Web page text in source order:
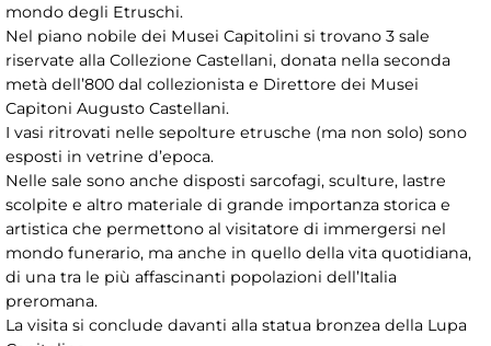
mondo degli Etruschi.
Nel piano nobile dei Musei Capitolini si trovano 3 sale
riservate alla Collezione Castellani, donata nella seconda
metà dell’800 dal collezionista e Direttore dei Musei
Capitoni Augusto Castellani.
I vasi ritrovati nelle sepolture etrusche (ma non solo) sono
esposti in vetrine d’epoca.
Nelle sale sono anche disposti sarcofagi, sculture, lastre
scolpite e altro materiale di grande importanza storica e
artistica che permettono al visitatore di immergersi nel
mondo funerario, ma anche in quello della vita quotidiana,
di una tra le più affascinanti popolazioni dell’Italia
preromana.
La visita si conclude davanti alla statua bronzea della Lupa